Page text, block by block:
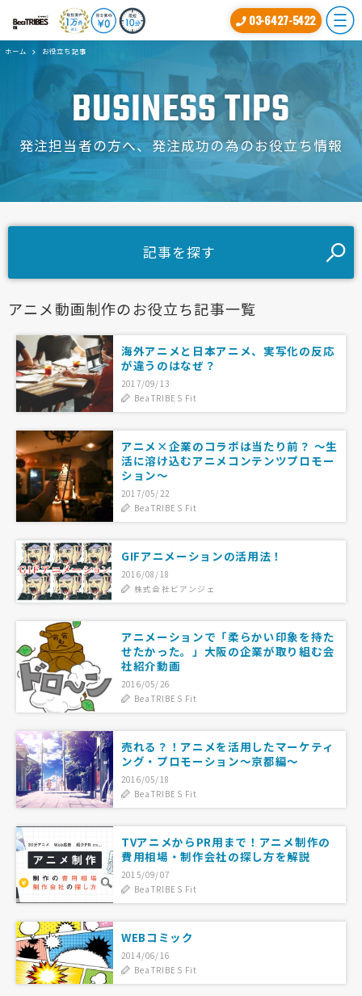
03-6427-5422
ホーム お役立ち記事
BUSINESS TIPS
発注担当者の方へ、発注成功の為のお役立ち情報
記事を探す
アニメ動画制作のお役立ち記事一覧
海外アニメと日本アニメ、実写化の反応
が違うのはなぜ？
2017/09/13
BeaTRIBES Fit
アニメ×企業のコラボは当たり前？ ～生
活に溶け込むアニメコンテンツプロモー
ション～
2017/05/22
BeaTRIBES Fit
GIFアニメーションの活用法！
2016/08/18
株式会社ビアンジェ
アニメーションで「柔らかい印象を持た
せたかった。」大阪の企業が取り組む会
社紹介動画
2016/05/26
BeaTRIBES Fit
売れる？！アニメを活用したマーケティ
ング・プロモーション～京都編～
2016/05/18
BeaTRIBES Fit
TVアニメからPR用まで！アニメ制作の
費用相場・制作会社の探し方を解説
2015/09/07
BeaTRIBES Fit
WEBコミック
2014/06/16
BeaTRIBES Fit